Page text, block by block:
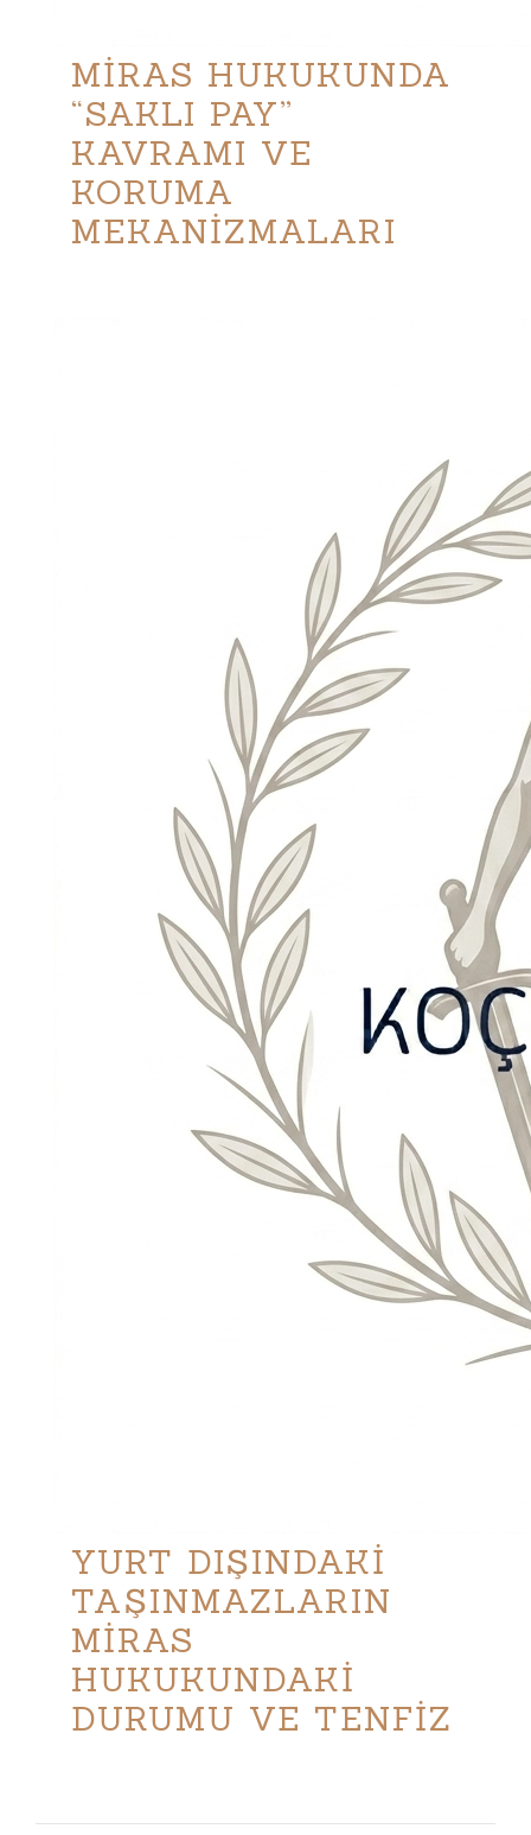
MİRAS HUKUKUNDA
“SAKLI PAY”
KAVRAMI VE
KORUMA
MEKANİZMALARI
YURT DIŞINDAKİ
TAŞINMAZLARIN
MİRAS
HUKUKUNDAKİ
DURUMU VE TENFİZ